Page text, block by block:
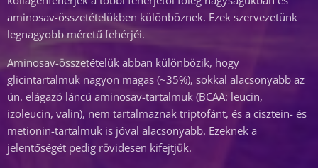
aminosav-összetételükben különböznek. Ezek szervezetünk
legnagyobb méretű fehérjéi.
Aminosav-összetételük abban különbözik, hogy
glicintartalmuk nagyon magas (~35%), sokkal alacsonyabb az
ún. elágazó láncú aminosav-tartalmuk (BCAA: leucin,
izoleucin, valin), nem tartalmaznak triptofánt, és a cisztein- és
metionin-tartalmuk is jóval alacsonyabb. Ezeknek a
jelentőségét pedig rövidesen kifejtjük.